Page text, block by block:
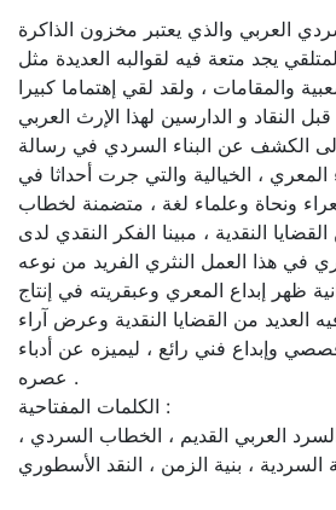
العربي والذي يعتبر مخزون الذاكرة
يجد متعة فيه لقوالبه العديدة مثل
والمقامات ، ولقد لقي إهتماما كبيرا
النقاد و الدارسين لهذا الإرث العربي .
الكشف عن البناء السردي في رسالة
المعري ، الخيالية والتي جرت أحداثا في
ونحاة وعلماء لغة ، متضمنة لخطاب
النقدية ، مبينا الفكر النقدي لدى
في هذا العمل النثري الفريد من نوعه .
ظهر إبداع المعري وعبقريته في إنتاج
من القضايا النقدية وعرض آراء
وإبداع فني رائع ، ليميزه عن أدباء
عصره .
الكلمات المفتاحية :
العربي القديم ، الخطاب السردي ،
السردية ، بنية الزمن ، النقد الأسطوري